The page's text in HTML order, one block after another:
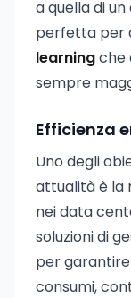
a quella di un
perfetta per
learningche
sempre
Efficienza
Uno degli
attualità è la
nei data
soluzioni di
per
consumi,